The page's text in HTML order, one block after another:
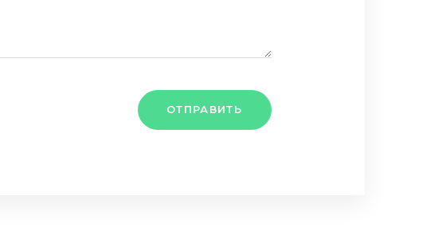
ОТПРАВИТЬ